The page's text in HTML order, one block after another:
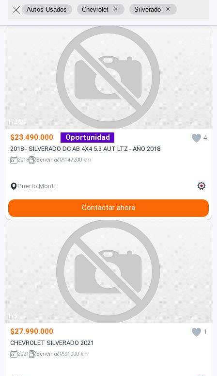
Autos Usados Chevrolet × Silverado ×
1/20
$23.490.000 Oportunidad
4
2018 - SILVERADO DC AB 4X4 5.3 AUT LTZ - AÑO 2018
2018 Bencina 147200 km
Puerto Montt
Contactar ahora
1/9
$27.990.000
1
CHEVROLET SILVERADO 2021
2021 Bencina 91000 km